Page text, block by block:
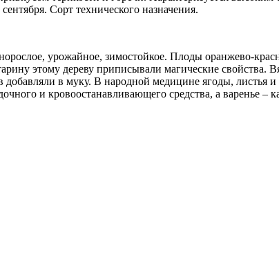
Сорт технического назначения.
урожайное, зимостойкое. Плоды оранжево-
этому дереву приписывали магические
в муку. В народной медицине ягоды, листья
и кровоостанавливающего средства, а варенье